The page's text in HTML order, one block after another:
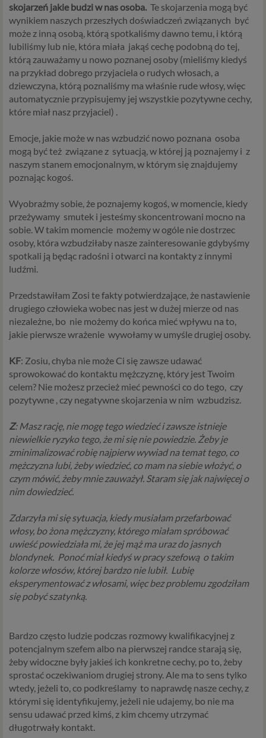
skojarzeń jakie budzi w nas osoba. Te skojarzenia mogą być
wynikiem naszych przeszłych doświadczeń związanych być
może z inną osobą, którą spotkaliśmy dawno temu, i którą
lubiliśmy lub nie, która miała jakąś cechę podobną do tej,
którą zauważamy u nowo poznanej osoby (mieliśmy kiedyś
na przykład dobrego przyjaciela o rudych włosach, a
dziewczyna, którą poznaliśmy ma właśnie rude włosy, więc
automatycznie przypisujemy jej wszystkie pozytywne cechy,
które miał nasz przyjaciel) .
Emocje, jakie może w nas wzbudzić nowo poznana osoba
mogą być też związane z sytuacją, w której ją poznajemy i z
naszym stanem emocjonalnym, w którym się znajdujemy
poznając kogoś.
Wyobraźmy sobie, że poznajemy kogoś, w momencie, kiedy
przeżywamy smutek i jesteśmy skoncentrowani mocno na
sobie. W takim momencie możemy w ogóle nie dostrzec
osoby, która wzbudziłaby nasze zainteresowanie gdybyśmy
spotkali ją będąc radośni i otwarci na kontakty z innymi
ludźmi.
Przedstawiłam Zosi te fakty potwierdzające, że nastawienie
drugiego człowieka wobec nas jest w dużej mierze od nas
niezależne, bo nie możemy do końca mieć wpływu na to,
jakie pierwsze wrażenie wywołamy w umyśle drugiej osoby.
KF: Zosiu, chyba nie może Ci się zawsze udawać
sprowokować do kontaktu mężczyznę, który jest Twoim
celem? Nie możesz przecież mieć pewności co do tego, czy
pozytywne , czy negatywne skojarzenia w nim wzbudzisz.
Z: Masz rację, nie mogę tego wiedzieć i zawsze istnieje
niewielkie ryzyko tego, że mi się nie powiedzie. Żeby je
zminimalizować robię najpierw wywiad na temat tego, co
mężczyzna lubi, żeby wiedzieć, co mam na siebie włożyć, o
czym mówić, żeby mnie zauważył. Staram się jak najwięcej o
nim dowiedzieć.
Zdarzyła mi się sytuacja, kiedy musiałam przefarbować
włosy, bo żona mężczyzny, którego miałam spróbować
uwieść powiedziała mi, że jej mąż ma uraz do jasnych
blondynek. Ponoć miał kiedyś w pracy szefową o takim
kolorze włosów, której bardzo nie lubił. Lubię
eksperymentować z włosami, więc bez problemu zgodziłam
się pobyć szatynką.
Bardzo często ludzie podczas rozmowy kwalifikacyjnej z
potencjalnym szefem albo na pierwszej randce starają się,
żeby widoczne były jakieś ich konkretne cechy, po to, żeby
sprostać oczekiwaniom drugiej strony. Ale ma to sens tylko
wtedy, jeżeli to, co podkreślamy to naprawdę nasze cechy, z
którymi się identyfikujemy, jeżeli nie udajemy, bo nie ma
sensu udawać przed kimś, z kim chcemy utrzymać
długotrwały kontakt.